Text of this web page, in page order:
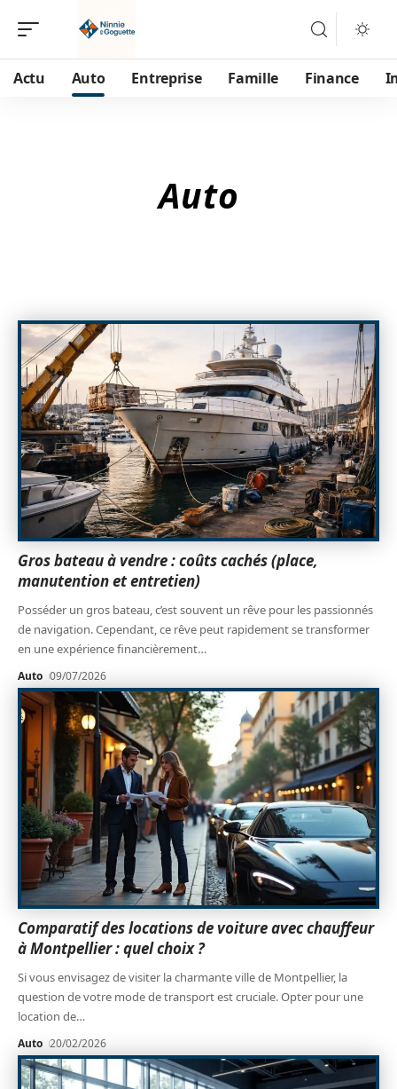
Actu Auto Entreprise Famille Finance
Auto
Gros bateau à vendre : coûts cachés (place,
manutention et entretien)
Posséder un gros bateau, c’est souvent un rêve pour les passionnés
de navigation. Cependant, ce rêve peut rapidement se transformer
en une expérience financièrement…
Auto 09/07/2026
Comparatif des locations de voiture avec chauffeur
à Montpellier : quel choix ?
Si vous envisagez de visiter la charmante ville de Montpellier, la
question de votre mode de transport est cruciale. Opter pour une
location de…
Auto 20/02/2026